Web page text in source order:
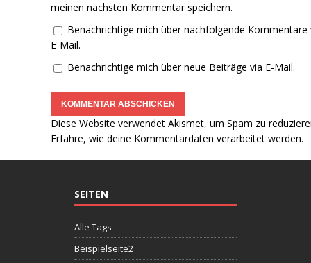
meinen nächsten Kommentar speichern.
Benachrichtige mich über nachfolgende Kommentare
E-Mail.
Benachrichtige mich über neue Beiträge via E-Mail.
Diese Website verwendet Akismet, um Spam zu
Erfahre, wie deine Kommentardaten verarbeitet werden.
SEITEN
Alle Tags
Beispielseite2